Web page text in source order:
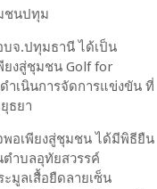
ชนปทุม
บจ.ปทุมธานี ได้เป็น
ยงสู่ชุมชน Golf for
ำเนินการจัดการแข่งขัน ที่
ธยา
พอเพียงสู่ชุมชน ได้มีพิธียืน
ตำบลอุทัยสวรรค์
มูลเสื้อยืดลายเซ็น